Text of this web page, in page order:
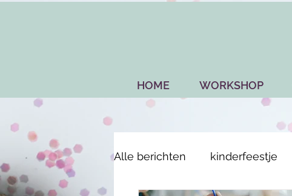
HOME WORKSHOP
Alle berichten kinderfeestje